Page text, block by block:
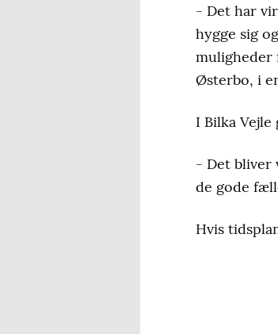
- Det har
hygge sig
muligheder
Østerbo, i
I Bilka
- Det bliver
de gode
Hvis